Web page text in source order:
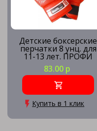
Детские боксерские
перчатки 8 унц. для
11-13 лет. ПРОФИ
83.00 р
Купить в 1 клик